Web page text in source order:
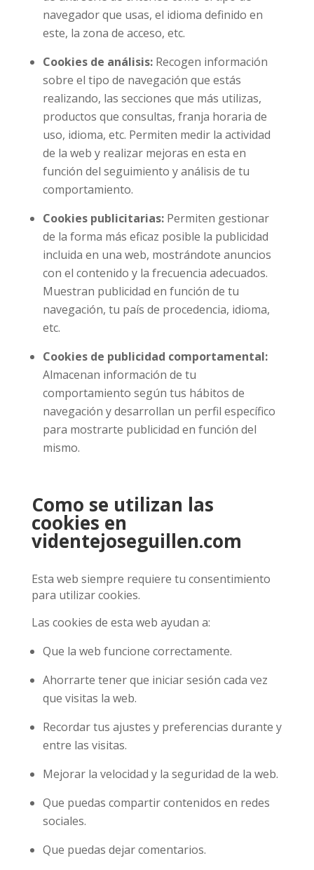
navegador que usas, el idioma definido en
este, la zona de acceso, etc.
Cookies de análisis:Recogen información
sobre el tipo de navegación que estás
realizando, las secciones que más utilizas,
productos que consultas, franja horaria de
uso, idioma, etc. Permiten medir la actividad
de la web y realizar mejoras en esta en
función del seguimiento y análisis de tu
comportamiento.
Cookies publicitarias:Permiten gestionar
de la forma más eficaz posible la publicidad
incluida en una web, mostrándote anuncios
con el contenido y la frecuencia adecuados.
Muestran publicidad en función de tu
navegación, tu país de procedencia, idioma,
etc.
Cookies de publicidad comportamental:
Almacenan información de tu
comportamiento según tus hábitos de
navegación y desarrollan un perfil específico
para mostrarte publicidad en función del
mismo.
Como se utilizan las
cookies en
videntejoseguillen.com
Esta web siempre requiere tu consentimiento
para utilizar cookies.
Las cookies de esta web ayudan a:
Que la web funcione correctamente.
Ahorrarte tener que iniciar sesión cada vez
que visitas la web.
Recordar tus ajustes y preferencias durante y
entre las visitas.
Mejorar la velocidad y la seguridad de la web.
Que puedas compartir contenidos en redes
sociales.
Que puedas dejar comentarios.